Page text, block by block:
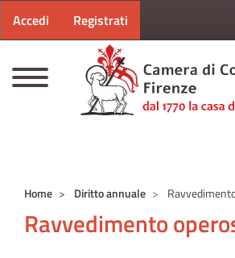
Menu profilo utente
Accedi Registrati
Home Diritto annuale
Ravvedimento